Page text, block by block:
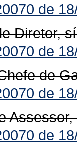
de
Diretor,
de
de
de
de